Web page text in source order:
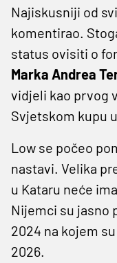
Najiskusniji od
komentirao.
status ovisiti o
Marka Andrea
vidjeli kao prvog
Svjetskom kupu
Low se počeo
nastavi. Velika
u Kataru neće
Nijemci su jasno
2024 na kojem
2026.